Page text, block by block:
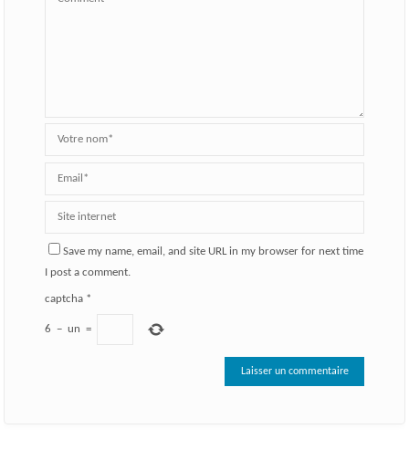
Save my name, email, and site URL in my browser for next time
I post a comment.
captcha*
6 − un =